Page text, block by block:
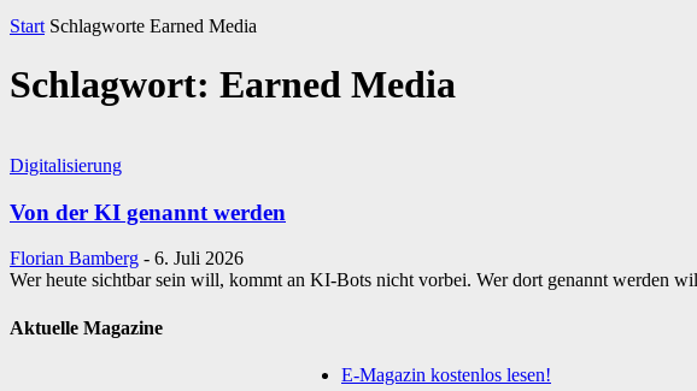
Start Schlagworte Earned Media
Schlagwort: Earned Media
Digitalisierung
Von der KI genannt werden
Florian Bamberg - 6. Juli 2026
Wer heute sichtbar sein will, kommt an KI-Bots nicht vorbei. Wer dort genannt werden
Aktuelle Magazine
E-Magazin kostenlos lesen!